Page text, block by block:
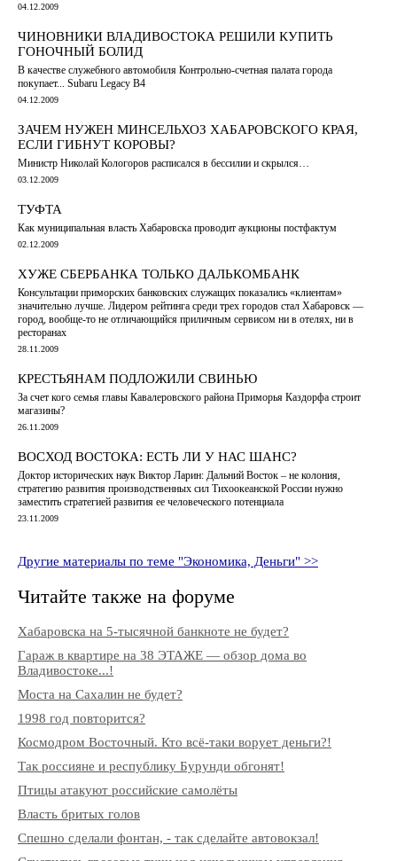
04.12.2009
ЧИНОВНИКИ ВЛАДИВОСТОКА РЕШИЛИ КУПИТЬ
ГОНОЧНЫЙ БОЛИД
В качестве служебного автомобиля Контрольно-счетная палата города
покупает... Subaru Legacy B4
04.12.2009
ЗАЧЕМ НУЖЕН МИНСЕЛЬХОЗ ХАБАРОВСКОГО КРАЯ,
ЕСЛИ ГИБНУТ КОРОВЫ?
Министр Николай Кологоров расписался в бессилии и скрылся…
03.12.2009
ТУФТА
Как муниципальная власть Хабаровска проводит аукционы постфактум
02.12.2009
ХУЖЕ СБЕРБАНКА ТОЛЬКО ДАЛЬКОМБАНК
Консультации приморских банковских служащих показались «клиентам»
значительно лучше. Лидером рейтинга среди трех городов стал Хабаровск —
город, вообще-то не отличающийся приличным сервисом ни в отелях, ни в
ресторанах
28.11.2009
КРЕСТЬЯНАМ ПОДЛОЖИЛИ СВИНЬЮ
За счет кого семья главы Кавалеровского района Приморья Каздорфа строит
магазины?
26.11.2009
ВОСХОД ВОСТОКА: ЕСТЬ ЛИ У НАС ШАНС?
Доктор исторических наук Виктор Ларин: Дальний Восток – не колония,
стратегию развития производственных сил Тихоокеанской России нужно
заместить стратегией развития ее человеческого потенциала
23.11.2009
Другие материалы по теме "Экономика, Деньги" >>
Читайте также на форуме
Хабаровска на 5-тысячной банкноте не будет?
Гараж в квартире на 38 ЭТАЖЕ — обзор дома во
Владивостоке...!
Моста на Сахалин не будет?
1998 год повторится?
Космодром Восточный. Кто всё-таки ворует деньги?!
Так россияне и республику Бурунди обгонят!
Птицы атакуют российские самолёты
Власть бритых голов
Спешно сделали фонтан, - так сделайте автовокзал!